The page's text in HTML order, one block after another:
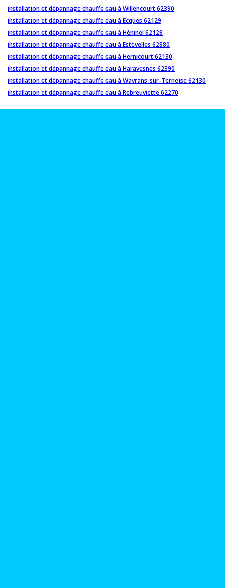
installation et dépannage chauffe eau à Willencourt 62390
installation et dépannage chauffe eau à Ecques 62129
installation et dépannage chauffe eau à Héninel 62128
installation et dépannage chauffe eau à Estevelles 62880
installation et dépannage chauffe eau à Hernicourt 62130
installation et dépannage chauffe eau à Haravesnes 62390
installation et dépannage chauffe eau à Wavrans-sur-Ternoise 62130
installation et dépannage chauffe eau à Rebreuviette 62270